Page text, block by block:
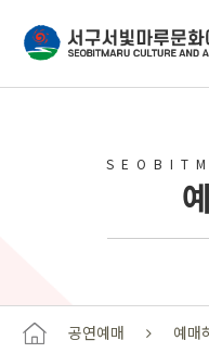
공연예매 예매